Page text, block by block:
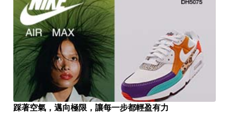
踩著空氣，邁向極限，讓每一步都輕盈有力